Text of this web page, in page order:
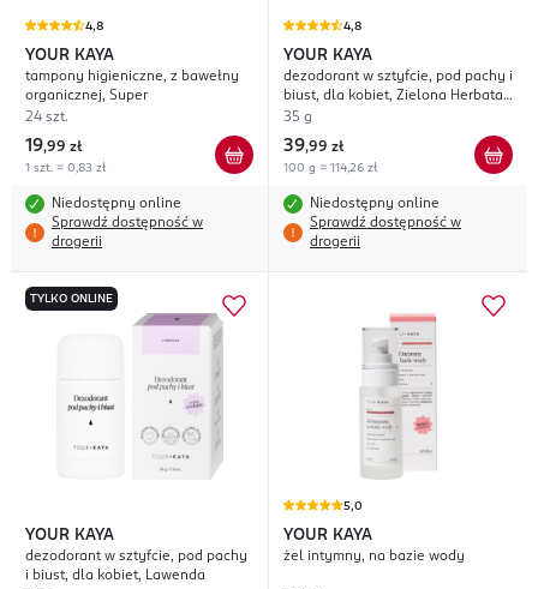
4,8
YOUR KAYA
tampony higieniczne, z bawełny
organicznej, Super
24 szt.
19,99 zł
1 szt. = 0,83 zł
Niedostępny online
Sprawdź dostępność w
drogerii
4,8
YOUR KAYA
dezodorant w sztyfcie, pod pachy i
biust, dla kobiet, Zielona Herbata I
Jaśmin
35 g
39,99 zł
100 g = 114,26 zł
Niedostępny online
Sprawdź dostępność w
drogerii
TYLKO ONLINE
YOUR KAYA
dezodorant w sztyfcie, pod pachy
i biust, dla kobiet, Lawenda
5,0
YOUR KAYA
żel intymny, na bazie wody